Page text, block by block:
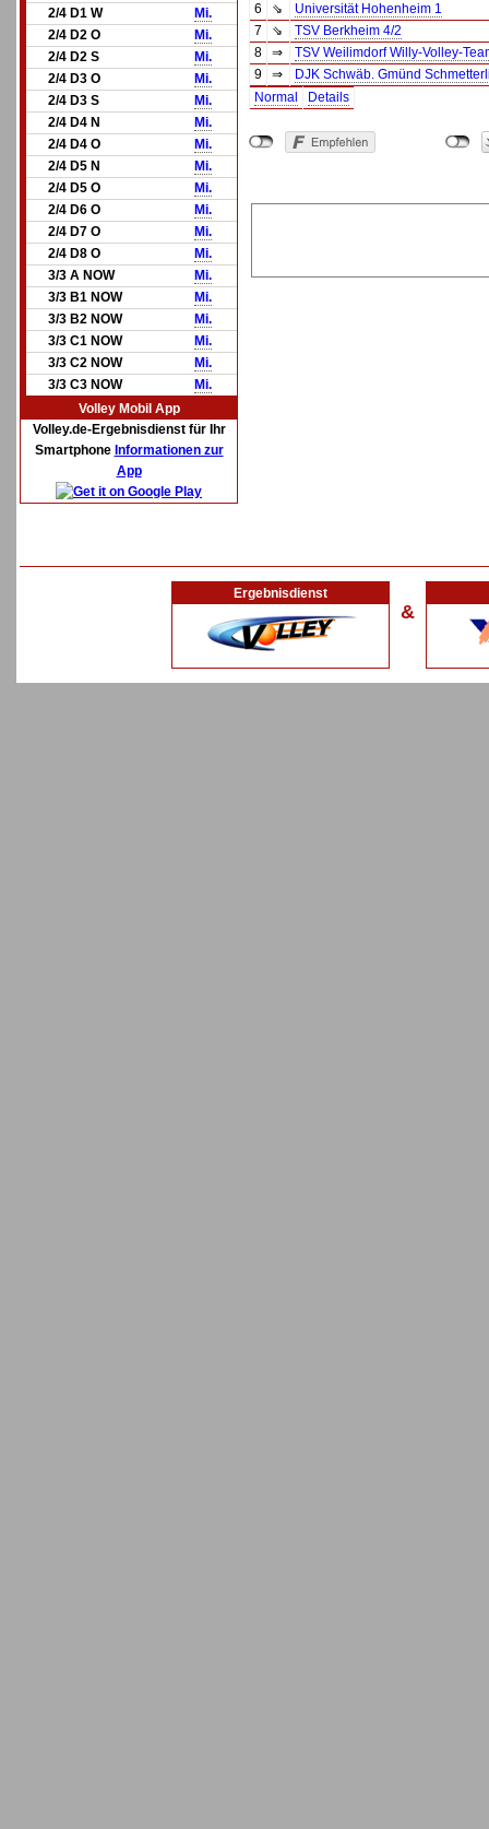
2/4 D1 W
Mi.
2/4 D2 O
Mi.
2/4 D2 S
Mi.
2/4 D3 O
Mi.
2/4 D3 S
Mi.
2/4 D4 N
Mi.
2/4 D4 O
Mi.
2/4 D5 N
Mi.
2/4 D5 O
Mi.
2/4 D6 O
Mi.
2/4 D7 O
Mi.
2/4 D8 O
Mi.
3/3 A NOW
Mi.
3/3 B1 NOW
Mi.
3/3 B2 NOW
Mi.
3/3 C1 NOW
Mi.
3/3 C2 NOW
Mi.
3/3 C3 NOW
Mi.
Volley Mobil App
Volley.de-Ergebnisdienst für Ihr
Smartphone Informationen zur
App
6
⇘
Universität Hohenheim 1
7
⇘
TSV Berkheim 4/2
8
⇒
TSV Weilimdorf Willy-Volley-
9
⇒
DJK Schwäb. Gmünd
Normal
Details
Ergebnisdienst
&